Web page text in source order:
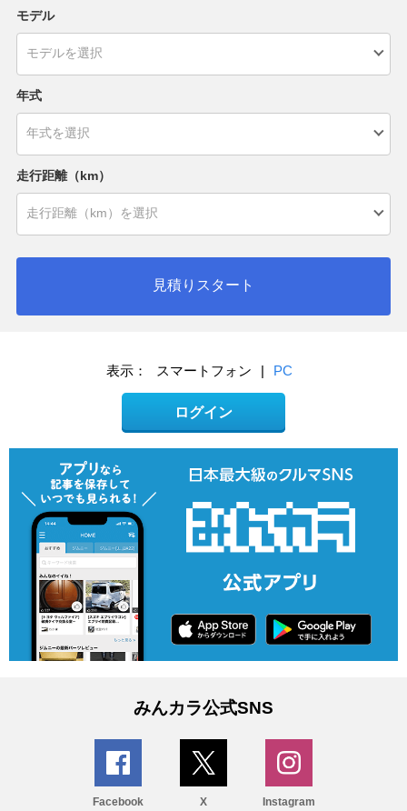
モデル
年式
走行距離（km）
見積りスタート
表示： スマートフォン | PC
ログイン
みんカラ公式SNS
Facebook X Instagram